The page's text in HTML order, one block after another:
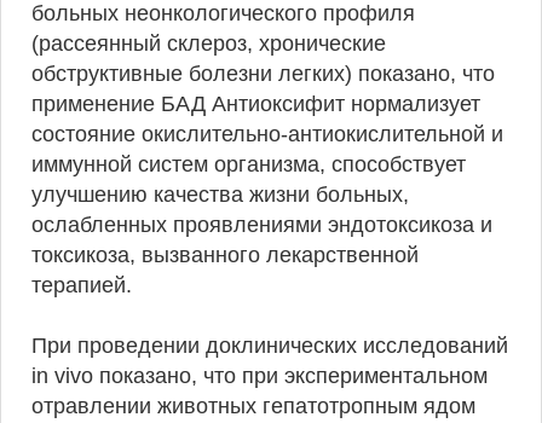
больных неонкологического профиля
(рассеянный склероз, хронические
обструктивные болезни легких) показано, что
применение БАД Антиоксифит нормализует
состояние окислительно-антиокислительной и
иммунной систем организма, способствует
улучшению качества жизни больных,
ослабленных проявлениями эндотоксикоза и
токсикоза, вызванного лекарственной
терапией.
При проведении доклинических исследований
in vivo показано, что при экспериментальном
отравлении животных гепатотропным ядом